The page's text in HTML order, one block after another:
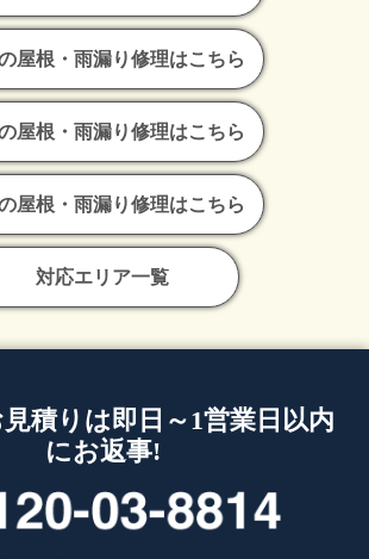
屋根・雨漏り修理はこちら
屋根・雨漏り修理はこちら
屋根・雨漏り修理はこちら
対応エリア一覧
積りは即日～1営業日以内
にお返事!